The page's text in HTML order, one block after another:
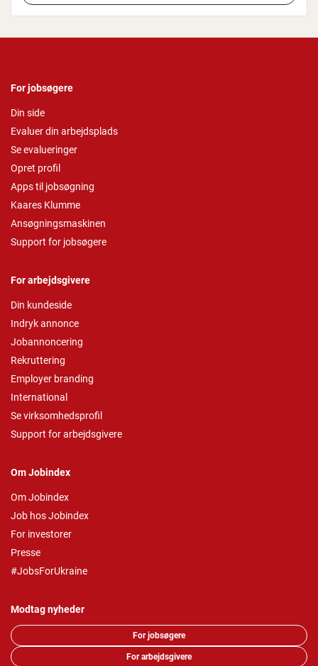
For jobsøgere
Din side
Evaluer din arbejdsplads
Se evalueringer
Opret profil
Apps til jobsøgning
Kaares Klumme
Ansøgningsmaskinen
Support for jobsøgere
For arbejdsgivere
Din kundeside
Indryk annonce
Jobannoncering
Rekruttering
Employer branding
International
Se virksomhedsprofil
Support for arbejdsgivere
Om Jobindex
Om Jobindex
Job hos Jobindex
For investorer
Presse
#JobsForUkraine
Modtag nyheder
For jobsøgere
For arbejdsgivere